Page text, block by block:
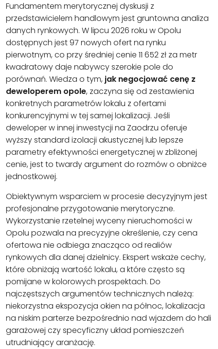
Fundamentem merytorycznej dyskusji z
przedstawicielem handlowym jest gruntowna analiza
danych rynkowych. W lipcu 2026 roku w Opolu
dostępnych jest 97 nowych ofert na rynku
pierwotnym, co przy średniej cenie 11 652 zł za metr
kwadratowy daje nabywcy szerokie pole do
porównań. Wiedza o tym, jak negocjować cenę z
deweloperem opole, zaczyna się od zestawienia
konkretnych parametrów lokalu z ofertami
konkurencyjnymi w tej samej lokalizacji. Jeśli
deweloper w innej inwestycji na Zaodrzu oferuje
wyższy standard izolacji akustycznej lub lepsze
parametry efektywności energetycznej w zbliżonej
cenie, jest to twardy argument do rozmów o obniżce
jednostkowej.
Obiektywnym wsparciem w procesie decyzyjnym jest
profesjonalne przygotowanie merytoryczne.
Wykorzystanie rzetelnej wyceny nieruchomości w
Opolu pozwala na precyzyjne określenie, czy cena
ofertowa nie odbiega znacząco od realiów
rynkowych dla danej dzielnicy. Ekspert wskaże cechy,
które obniżają wartość lokalu, a które często są
pomijane w kolorowych prospektach. Do
najczęstszych argumentów technicznych należą:
niekorzystna ekspozycja okien na północ, lokalizacja
na niskim parterze bezpośrednio nad wjazdem do hali
garażowej czy specyficzny układ pomieszczeń
utrudniający aranżację.